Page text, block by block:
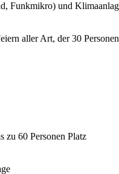
Funkmikro) und
aller Art, der 30
zu 60 Personen Platz